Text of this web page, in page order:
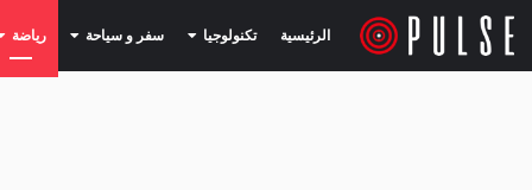
الرئيسية تكنولوجيا (current) سفر و سياحة (current) رياضة